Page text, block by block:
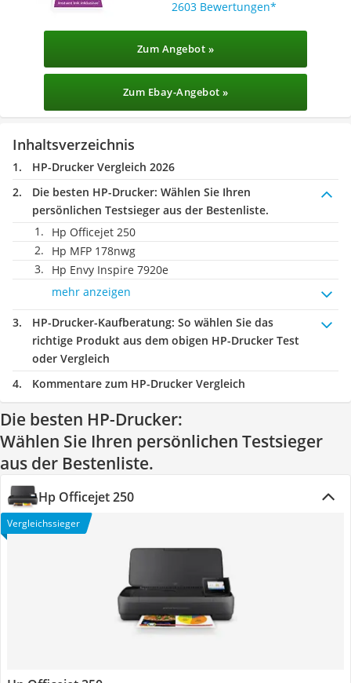
2603 Bewertungen
Zum Angebot »
Zum Ebay-Angebot »
Inhaltsverzeichnis
HP-Drucker Vergleich 2026
Die besten HP-Drucker: Wählen Sie Ihren
persönlichen Testsieger aus der Bestenliste.
Hp Officejet 250
Hp MFP 178nwg
Hp Envy Inspire 7920e
mehr anzeigen
HP-Drucker-Kaufberatung: So wählen Sie das
richtige Produkt aus dem obigen HP-Drucker Test
oder Vergleich
Kommentare zum HP-Drucker Vergleich
Die besten HP-Drucker:
Wählen Sie Ihren persönlichen Testsieger
aus der Bestenliste.
Hp Officejet 250
Vergleichssieger